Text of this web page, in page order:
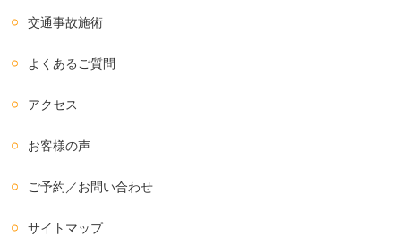
交通事故施術
よくあるご質問
アクセス
お客様の声
ご予約／お問い合わせ
サイトマップ